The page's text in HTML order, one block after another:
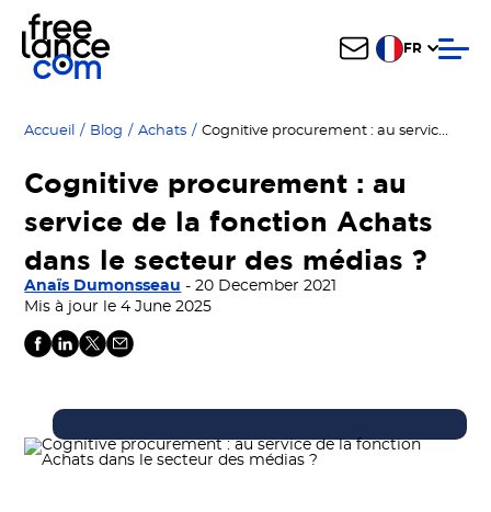
FR
Accueil / Blog / Achats / Cognitive procurement : au service de la fonction Achats dans le secteur des médias ?
Cognitive procurement : au
service de la fonction Achats
dans le secteur des médias ?
Anaïs Dumonsseau - 20 December 2021
Mis à jour le 4 June 2025